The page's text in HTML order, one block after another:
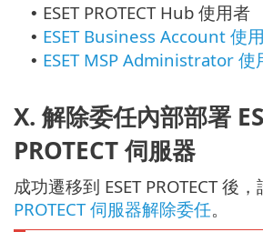
• ESET PROTECT Hub 使用者
• ESET Business Account 使
• ESET MSP Administrator 使
X. 解除委任內部部署
PROTECT 伺服器
成功遷移到 ESET PROTECT 後，
PROTECT 伺服器解除委任。